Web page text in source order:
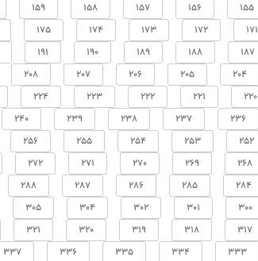
155
156
157
158
159
171
172
173
174
175
187
188
189
190
191
204
205
206
207
208
220
221
222
223
224
236
237
238
239
240
252
253
254
255
256
268
269
270
271
272
284
285
286
287
288
300
301
302
304
305
317
318
319
320
321
333
334
335
336
337